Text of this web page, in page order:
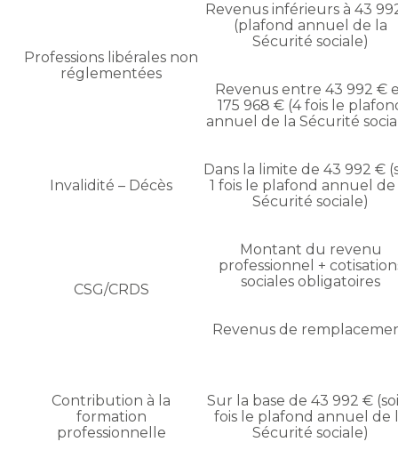
Professions libérales non
réglementées
Revenus inférieurs à 43
(plafond annuel de la
Sécurité sociale)
Revenus entre 43 992 €
175 968 € (4 fois le
annuel de la Sécurité
Invalidité – Décès
Dans la limite de 43 992 €
1 fois le plafond annuel de
Sécurité sociale)
CSG/CRDS
Montant du revenu
professionnel +
sociales obligatoires
Revenus de
Contribution à la
formation
professionnelle
Sur la base de 43 992 €
fois le plafond annuel de
Sécurité sociale)